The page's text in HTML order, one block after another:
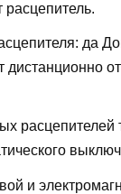
расцепитель.
да
дистанционно
расцепителей
и